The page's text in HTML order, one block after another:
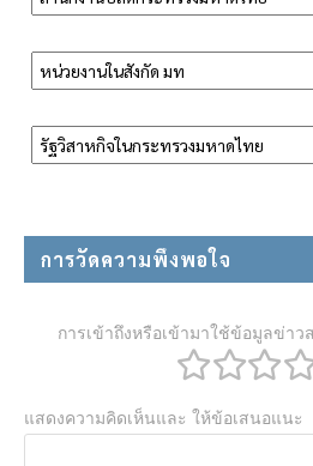
การวัดความพึงพอใจ
การเข้าถึงหรือเข้ามาใช้ข้อมูลข่าว
แสดงความคิดเห็นและ ให้ข้อเสนอแนะ